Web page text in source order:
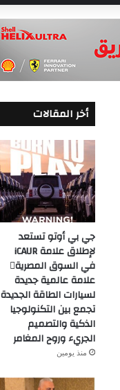
أخر المقالات
جي بي أوتو تستعد
لإطلاق علامة iCAUR
في السوق المصرية
علامة عالمية جديدة
لسيارات الطاقة الجديدة
تجمع بين التكنولوجيا
الذكية والتصميم
الجريء وروح المغامر
منذ يومين